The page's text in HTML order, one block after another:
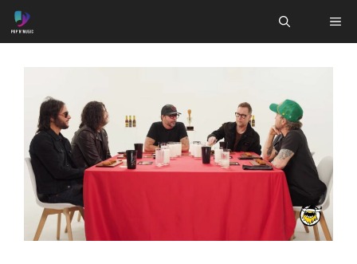
Aller
au